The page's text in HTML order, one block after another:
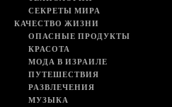
СЕКРЕТЫ МИРА
КАЧЕСТВО ЖИЗНИ
ОПАСНЫЕ ПРОДУКТЫ
КРАСОТА
МОДА В ИЗРАИЛЕ
ПУТЕШЕСТВИЯ
РАЗВЛЕЧЕНИЯ
МУЗЫКА